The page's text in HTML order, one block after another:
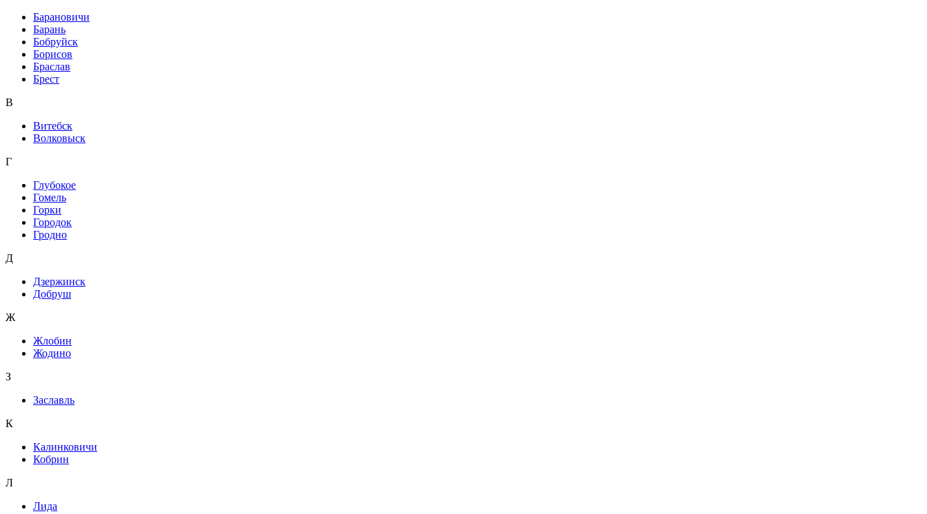
Барановичи
Барань
Бобруйск
Борисов
Браслав
Брест
В
Витебск
Волковыск
Г
Глубокое
Гомель
Горки
Городок
Гродно
Д
Дзержинск
Добруш
Ж
Жлобин
Жодино
З
Заславль
К
Калинковичи
Кобрин
Л
Лида